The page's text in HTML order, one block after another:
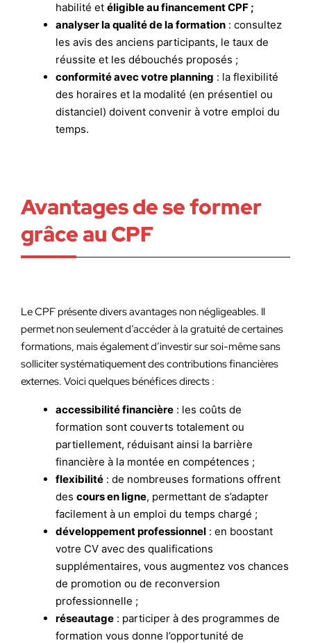
habilité et éligible au financement CPF ;
analyser la qualité de la formation : consultez
les avis des anciens participants, le taux de
réussite et les débouchés proposés ;
conformité avec votre planning : la flexibilité
des horaires et la modalité (en présentiel ou
distanciel) doivent convenir à votre emploi du
temps.
Avantages de se former
grâce au CPF
Le CPF présente divers avantages non négligeables. Il
permet non seulement d’accéder à la gratuité de certaines
formations, mais également d’investir sur soi-même sans
solliciter systématiquement des contributions financières
externes. Voici quelques bénéfices directs :
accessibilité financière : les coûts de
formation sont couverts totalement ou
partiellement, réduisant ainsi la barrière
financière à la montée en compétences ;
flexibilité : de nombreuses formations offrent
des cours en ligne, permettant de s’adapter
facilement à un emploi du temps chargé ;
développement professionnel : en boostant
votre CV avec des qualifications
supplémentaires, vous augmentez vos chances
de promotion ou de reconversion
professionnelle ;
réseautage : participer à des programmes de
formation vous donne l’opportunité de